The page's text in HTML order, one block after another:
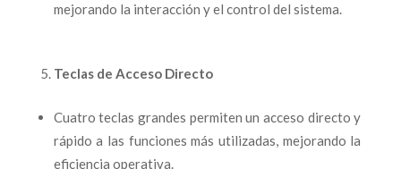
mejorando la interacción y el control del sistema.
Teclas de Acceso Directo
Cuatro teclas grandes permiten un acceso directo y
rápido a las funciones más utilizadas, mejorando la
eficiencia operativa.